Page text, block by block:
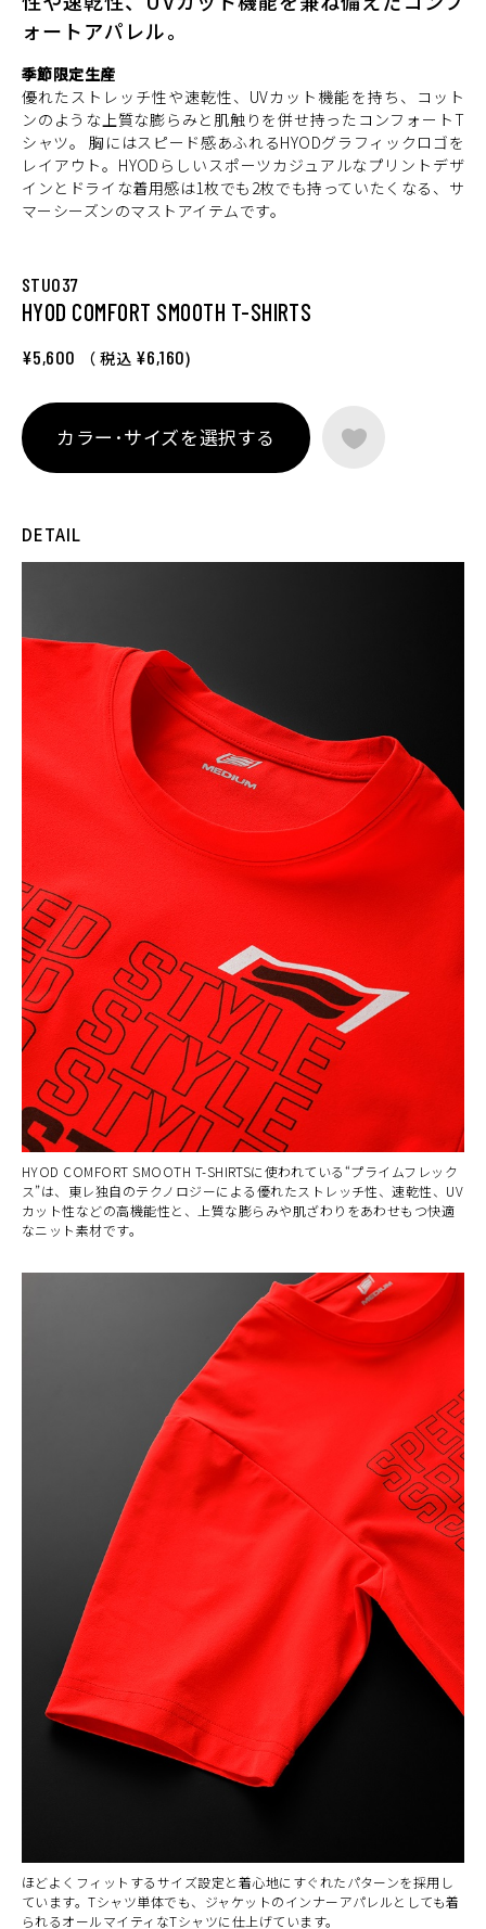
ォートアパレル。
季節限定生産
優れたストレッチ性や速乾性、UVカット機能を持ち、コット
ンのような上質な膨らみと肌触りを併せ持ったコンフォートT
シャツ。 胸にはスピード感あふれるHYODグラフィックロゴを
レイアウト。HYODらしいスポーツカジュアルなプリントデザ
インとドライな着用感は1枚でも2枚でも持っていたくなる、サ
マーシーズンのマストアイテムです。
STU037
HYOD COMFORT SMOOTH T-SHIRTS
¥5,600 （ 税込 ¥6,160)
カラー･サイズを選択する
DETAIL
HYOD COMFORT SMOOTH T-SHIRTSに使われている“プライムフレック
ス”は、東レ独自のテクノロジーによる優れたストレッチ性、速乾性、UV
カット性などの高機能性と、上質な膨らみや肌ざわりをあわせもつ快適
なニット素材です。
ほどよくフィットするサイズ設定と着心地にすぐれたパターンを採用し
ています。Tシャツ単体でも、ジャケットのインナーアパレルとしても着
られるオールマイティなTシャツに仕上げています。
M
¥6,160(税込)